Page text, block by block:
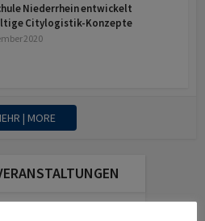
Niederrhein entwickelt
Citylogistik-Konzepte
2020
| MORE